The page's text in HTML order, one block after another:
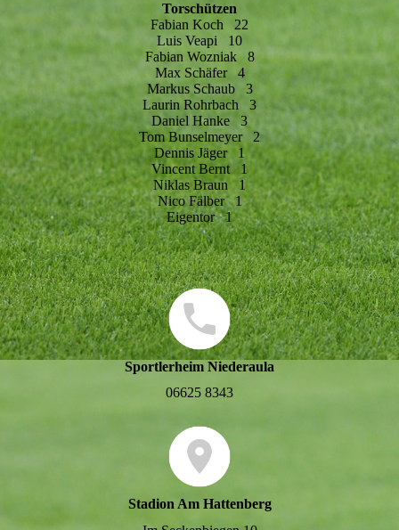
Torschützen
Fabian Koch 22
Luis Veapi 10
Fabian Wozniak 8
Max Schäfer 4
Markus Schaub 3
Laurin Rohrbach 3
Daniel Hanke 3
Tom Bunselmeyer 2
Dennis Jäger 1
Vincent Bernt 1
Niklas Braun 1
Nico Fälber 1
Eigentor 1
Sportlerheim Niederaula
06625 8343
Stadion Am Hattenberg